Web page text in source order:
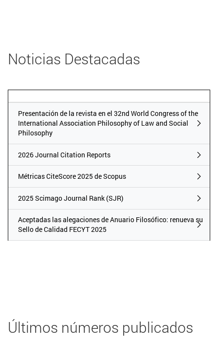
Noticias Destacadas
Publicador RSS
Presentación de la revista en el 32nd
Presentación de la revista en el 32nd World Congress of the
International Association Philosophy of Law and Social
Philosophy
2026 Journal Citation Reports
2026 Journal Citation Reports
Métricas CiteScore 2025 de Scopus
Métricas CiteScore 2025 de Scopus
2025 Scimago Journal Rank (SJR)
2025 Scimago Journal Rank (SJR)
Aceptadas las alegaciones de
Aceptadas las alegaciones de Anuario Filosófico: renueva su
Sello de Calidad FECYT 2025
Últimos números publicados